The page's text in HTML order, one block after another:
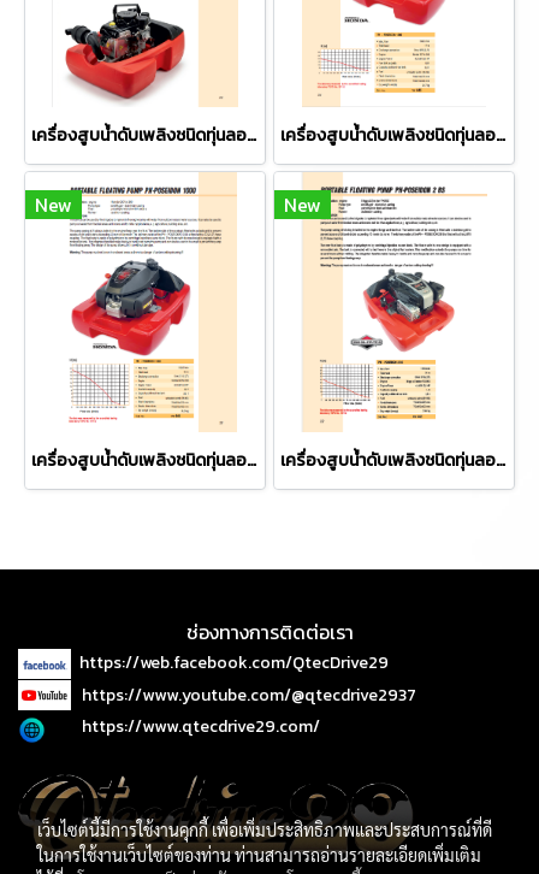
เครื่องสูบน้ำดับเพลิงชนิดทุ่นลอย ยี่ห้อ P&H รุ่น GEYSER เครื่องสูบน้ำดับเพลิงชนิดทุ่นลอย ยี่ห้อ P&H รุ่น PH-POSEIDON 1200
New
เครื่องสูบน้ำดับเพลิงชนิดทุ่นลอย ยี่ห้อ P&H รุ่น PH-POSEIDON 1000
New
เครื่องสูบน้ำดับเพลิงชนิดทุ่นลอย ยี่ห้อ P&H รุ่น PH-POSEIDON 2 BS
ช่องทางการติดต่อเรา
https://web.facebook.com/QtecDrive29
https://www.youtube.com/@qtecdrive2937
https://www.qtecdrive29.com/
เว็บไซต์นี้มีการใช้งานคุกกี้ เพื่อเพิ่มประสิทธิภาพและประสบการณ์ที่ดี
ในการใช้งานเว็บไซต์ของท่าน ท่านสามารถอ่านรายละเอียดเพิ่มเติม